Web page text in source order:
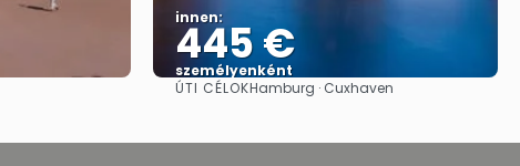
innen:
445 €
személyenként
Megnézem
ÚTI CÉLOKHamburg · Cuxhaven